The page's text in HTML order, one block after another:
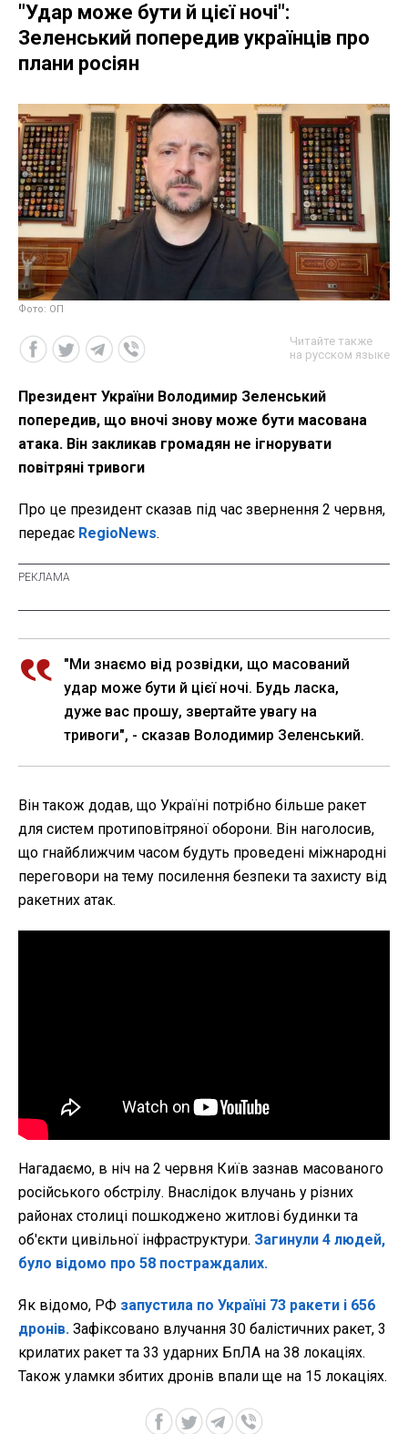
"Удар може бути й цієї ночі":
Зеленський попередив українців про
плани росіян
Фото: ОП
Читайте также
на русском языке
Президент України Володимир Зеленський
попередив, що вночі знову може бути масована
атака. Він закликав громадян не ігнорувати
повітряні тривоги
Про це президент сказав під час звернення 2 червня,
передає RegioNews.
"Ми знаємо від розвідки, що масований
удар може бути й цієї ночі. Будь ласка,
дуже вас прошу, звертайте увагу на
тривоги", - сказав Володимир Зеленський.
Він також додав, що Україні потрібно більше ракет
для систем протиповітряної оборони. Він наголосив,
що гнайближчим часом будуть проведені міжнародні
переговори на тему посилення безпеки та захисту від
ракетних атак.
Нагадаємо, в ніч на 2 червня Київ зазнав масованого
російського обстрілу. Внаслідок влучань у різних
районах столиці пошкоджено житлові будинки та
об'єкти цивільної інфраструктури. Загинули 4 людей,
було відомо про 58 постраждалих.
Як відомо, РФ запустила по Україні 73 ракети і 656
дронів. Зафіксовано влучання 30 балістичних ракет, 3
крилатих ракет та 33 ударних БпЛА на 38 локаціях.
Також уламки збитих дронів впали ще на 15 локаціях.